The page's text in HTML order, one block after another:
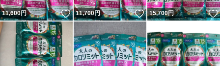
11,600円 いいね！
11,700円 いいね！
15,700円